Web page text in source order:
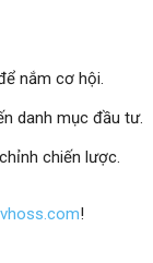
nắm cơ hội.
danh mục đầu tư.
chiến lược.
!